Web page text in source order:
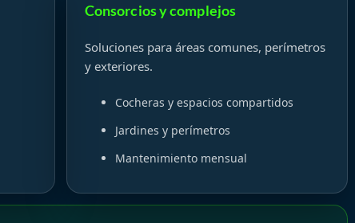
Consorcios y complejos
Soluciones para áreas comunes, perímetros
y exteriores.
Cocheras y espacios compartidos
Jardines y perímetros
Mantenimiento mensual